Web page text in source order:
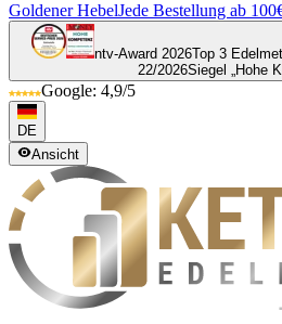
Goldener HebelJede Bestellung ab
ntv-Award 2026Top 3
22/2026Siegel „Hohe
Google: 4,9/5
DE
Ansicht